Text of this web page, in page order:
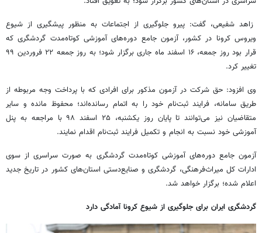
زاهد شفیعی، گفت: پیرو جلوگیری از اجتماعات به منظور پیشگیری از شیوع
ویروس کرونا در کشور، آزمون جامع دوره‌های آموزشی کوتاه‌مدت گردشگری که
قرار بود روز جمعه، ۱۶ اسفند ماه جاری برگزار شود؛ به روز جمعه ۲۲ فروردین ۹۹
تغییر کرد.
وی افزود: حق شرکت در آزمون مذکور برای افرادی که با پرداخت وجه مربوطه از
طریق سامانه، فرایند ثبت‌نام خود را به اتمام رسانده‌اند؛ محفوظ مانده و سایر
متقاضیان نیز می‌توانند تا پایان روز یکشنبه، ۲۵ اسفند ۹۸ با مراجعه به پنل
آموزشی خود نسبت به انجام و تکمیل فرایند ثبت‌نام اقدام نمایند.
آزمون جامع دوره‌های آموزشی کوتاه‌مدت گردشگری به صورت سراسری از سوی
ادارات کل میراث‌فرهنگی، گردشگری و صنایع‌دستی استان‌های کشور در تاریخ جدید
اعلام شده؛ برگزار خواهد شد.
گردشگری ایران برای جلوگیری از شیوع کرونا آمادگی دارد